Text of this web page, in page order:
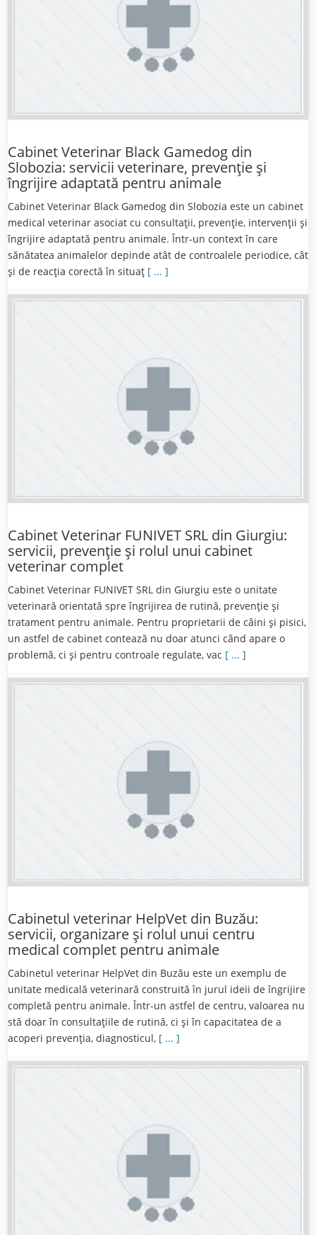
Cabinet Veterinar Black Gamedog din
Slobozia: servicii veterinare, prevenție și
îngrijire adaptată pentru animale
Cabinet Veterinar Black Gamedog din Slobozia este un cabinet
medical veterinar asociat cu consultații, prevenție, intervenții și
îngrijire adaptată pentru animale. Într-un context în care
sănătatea animalelor depinde atât de controalele periodice, cât
și de reacția corectă în situaț [ ... ]
Cabinet Veterinar FUNIVET SRL din Giurgiu:
servicii, prevenție și rolul unui cabinet
veterinar complet
Cabinet Veterinar FUNIVET SRL din Giurgiu este o unitate
veterinară orientată spre îngrijirea de rutină, prevenție și
tratament pentru animale. Pentru proprietarii de câini și pisici,
un astfel de cabinet contează nu doar atunci când apare o
problemă, ci și pentru controale regulate, vac [ ... ]
Cabinetul veterinar HelpVet din Buzău:
servicii, organizare și rolul unui centru
medical complet pentru animale
Cabinetul veterinar HelpVet din Buzău este un exemplu de
unitate medicală veterinară construită în jurul ideii de îngrijire
completă pentru animale. Într-un astfel de centru, valoarea nu
stă doar în consultațiile de rutină, ci și în capacitatea de a
acoperi prevenția, diagnosticul, [ ... ]